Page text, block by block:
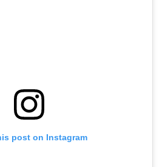
post on Instagram